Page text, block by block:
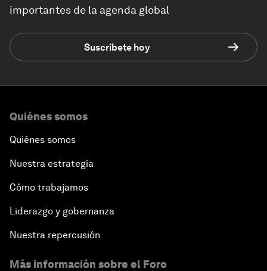
importantes de la agenda global
Suscríbete hoy
Quiénes somos
Quiénes somos
Nuestra estrategia
Cómo trabajamos
Liderazgo y gobernanza
Nuestra repercusión
Más información sobre el Foro